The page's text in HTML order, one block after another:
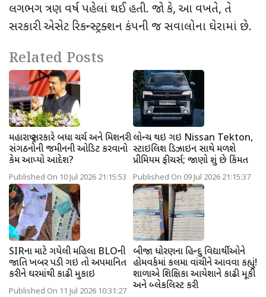
લગભગ ત્રણ વર્ષ પહેલાં થઈ હતી. જો કે, આ વખતે, તે
સરકારી એસેટ રિકન્સ્ટ્રક્શન કંપની જ સવાલોના ઘેરામાં છે.
Related Posts
મહારાષ્ટ્ર સરકારે બધા ચર્ચ અને મિશનરી
સંગઠનોની જમીનની ઓડિટ કરવાનો
કેમ આપ્યો આદેશ?
Published On 10 Jul 2026 21:15:53
લોન્ચ થઇ ગઇ Nissan Tekton,
સ્ટાઇલિશ ડિઝાઇન સાથે મળશે
પ્રીમિયમ ફીચર્સ; જાણો શું છે કિંમત
Published On 09 Jul 2026 21:15:37
SIRના માટે ગયેલી મહિલા BLOની
જાતિ ખબર પડી ગઇ તો અપમાનિત
કરીને ઘરમાંથી કાઢી મુકાઇ
Published On 11 Jul 2026 10:31:27
બીજા ધોરણના હિન્દુ વિદ્યાર્થીઓને
હોમવર્કમાં કલમા વાંચીને આવવા કહ્યું!
શાળાએ શિક્ષિકા આયેશાને કાઢી મૂકી
અને બ્લેકલિસ્ટ કરી